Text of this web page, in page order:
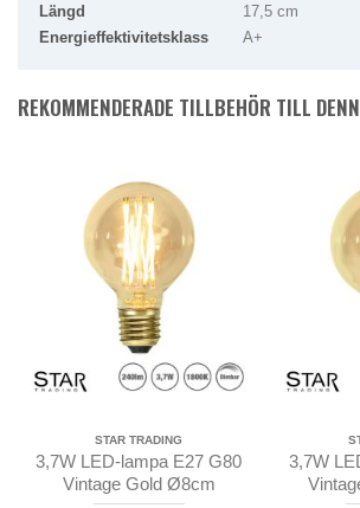
Längd
17,5 cm
Energieffektivitetsklass
A+
REKOMMENDERADE TILLBEHÖR TILL
STAR TRADING
3,7W LED-lampa E27 G80
Vintage Gold Ø8cm
3,7W